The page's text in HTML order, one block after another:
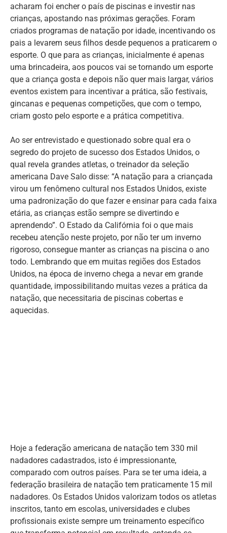
acharam foi encher o país de piscinas e investir nas
crianças, apostando nas próximas gerações. Foram
criados programas de natação por idade, incentivando os
pais a levarem seus filhos desde pequenos a praticarem o
esporte. O que para as crianças, inicialmente é apenas
uma brincadeira, aos poucos vai se tornando um esporte
que a criança gosta e depois não quer mais largar, vários
eventos existem para incentivar a prática, são festivais,
gincanas e pequenas competições, que com o tempo,
criam gosto pelo esporte e a prática competitiva.
Ao ser entrevistado e questionado sobre qual era o
segredo do projeto de sucesso dos Estados Unidos, o
qual revela grandes atletas, o treinador da seleção
americana Dave Salo disse: “A natação para a criançada
virou um fenômeno cultural nos Estados Unidos, existe
uma padronização do que fazer e ensinar para cada faixa
etária, as crianças estão sempre se divertindo e
aprendendo”. O Estado da Califórnia foi o que mais
recebeu atenção neste projeto, por não ter um inverno
rigoroso, consegue manter as crianças na piscina o ano
todo. Lembrando que em muitas regiões dos Estados
Unidos, na época de inverno chega a nevar em grande
quantidade, impossibilitando muitas vezes a prática da
natação, que necessitaria de piscinas cobertas e
aquecidas.
Hoje a federação americana de natação tem 330 mil
nadadores cadastrados, isto é impressionante,
comparado com outros países. Para se ter uma ideia, a
federação brasileira de natação tem praticamente 15 mil
nadadores. Os Estados Unidos valorizam todos os atletas
inscritos, tanto em escolas, universidades e clubes
profissionais existe sempre um treinamento específico